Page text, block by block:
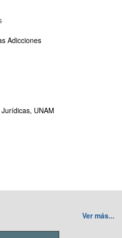
Adicciones
UNAM
Ver más...